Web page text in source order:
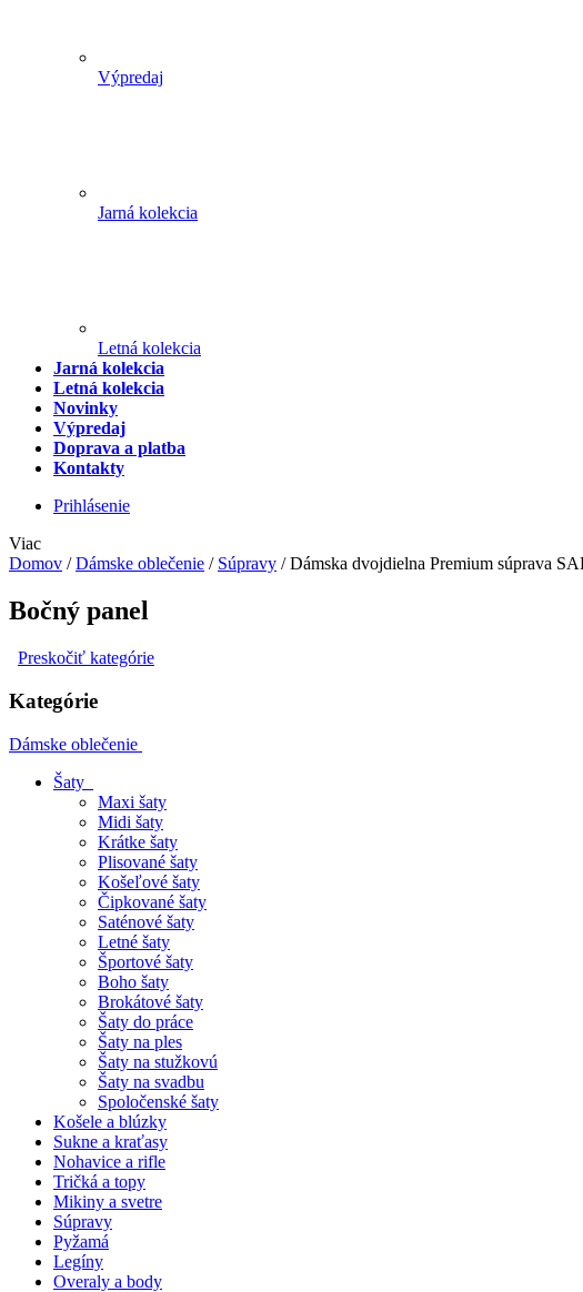
Výpredaj
Jarná kolekcia
Letná kolekcia
Jarná kolekcia
Letná kolekcia
Novinky
Výpredaj
Doprava a platba
Kontakty
Prihlásenie
Viac
Domov / Dámske oblečenie / Súpravy / Dámska dvojdielna Premium súprava
Bočný panel
Preskočiť kategórie
Kategórie
Dámske oblečenie
Šaty
Maxi šaty
Midi šaty
Krátke šaty
Plisované šaty
Košeľové šaty
Čipkované šaty
Saténové šaty
Letné šaty
Športové šaty
Boho šaty
Brokátové šaty
Šaty do práce
Šaty na ples
Šaty na stužkovú
Šaty na svadbu
Spoločenské šaty
Košele a blúzky
Sukne a kraťasy
Nohavice a rifle
Tričká a topy
Mikiny a svetre
Súpravy
Pyžamá
Legíny
Overaly a body